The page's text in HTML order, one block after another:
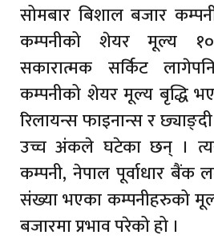
सोमबार बिशाल बजार
कम्पनीको शेयर मूल्य
सकारात्मक सर्किट
कम्पनीको शेयर मूल्य बृद्धि
रिलायन्स फाइनान्स र
उच्च अंकले घटेका छन् ।
कम्पनी, नेपाल पूर्वाधार बैंक
संख्या भएका कम्पनीहरुको
बजारमा प्रभाव परेको हो ।